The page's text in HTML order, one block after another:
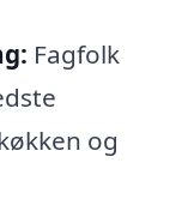
Fagfolk
og